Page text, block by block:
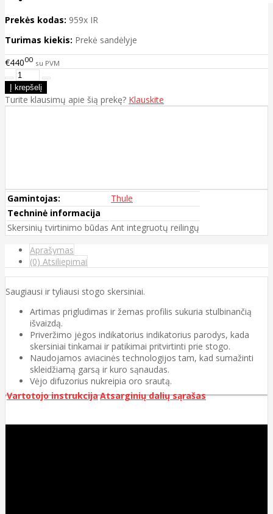
Prekės kodas: 959x IR
Turimas kiekis: Prekė sandėlyje
€44000 su PVM
Turite klausimų apie šią prekę? Klauskite
Gamintojas:
Thule
Techninė informacija
Skersinių tvirtinimo būdas Ant integruotų reilingų
Aprašymas
(0) Atsiliepimai
Saugiausi ir tyliausi stogo skersiniai.
Artimas prigludimas ir žemas profilis sukuria stulbinančią
išvaizdą.
Priveržimo jėgos indikatorius indikatorius parodys, kada
skersiniai tinkamai ir patikimai pritvirtinti prie stogo.
Naudojamos aviacinės technologijos tam, kad sumažinti
skleidžiamą garsą ir kuro sąnaudas.
Vėjo difuzorius nukreipia oro srautą.
Vartotojo instrukcijaAtsarginių dalių sąrašas